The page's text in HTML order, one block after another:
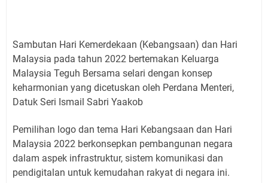
Sambutan Hari Kemerdekaan (Kebangsaan) dan Hari
Malaysia pada tahun 2022 bertemakan Keluarga
Malaysia Teguh Bersama selari dengan konsep
keharmonian yang dicetuskan oleh Perdana Menteri,
Datuk Seri Ismail Sabri Yaakob
Pemilihan logo dan tema Hari Kebangsaan dan Hari
Malaysia 2022 berkonsepkan pembangunan negara
dalam aspek infrastruktur, sistem komunikasi dan
pendigitalan untuk kemudahan rakyat di negara ini.